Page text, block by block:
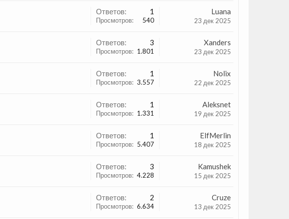
Ответов: 1
Просмотров: 540
Luana
23 дек 2025
Ответов: 3
Просмотров: 1.801
Xanders
23 дек 2025
Ответов: 1
Просмотров: 3.557
Nolix
22 дек 2025
Ответов: 1
Просмотров: 1.331
Aleksnet
19 дек 2025
Ответов: 1
Просмотров: 5.407
ElfMerlin
18 дек 2025
Ответов: 3
Просмотров: 4.228
Kamushek
15 дек 2025
Ответов: 2
Просмотров: 6.634
Cruze
13 дек 2025